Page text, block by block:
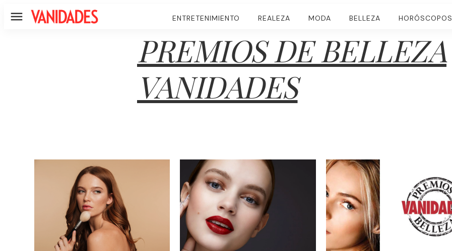
Menú ENTRETENIMIENTO REALEZA MODA BELLEZA HORÓSCOPOS
PREMIOS DE BELLEZA
VANIDADES